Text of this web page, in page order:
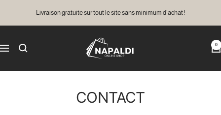
Livraison gratuite sur tout le site sans minimum d'achat !
Navigation
NAPALDI
0
CONTACT